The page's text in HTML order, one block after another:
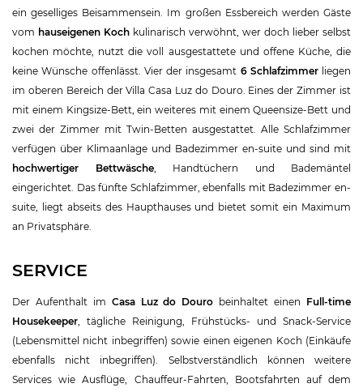
ein geselliges Beisammensein. Im großen Essbereich werden Gäste
vom hauseigenen Koch kulinarisch verwöhnt, wer doch lieber selbst
kochen möchte, nutzt die voll ausgestattete und offene Küche, die
keine Wünsche offenlässt. Vier der insgesamt 6 Schlafzimmerliegen
im oberen Bereich der Villa Casa Luz do Douro. Eines der Zimmer ist
mit einem Kingsize-Bett, ein weiteres mit einem Queensize-Bett und
zwei der Zimmer mit Twin-Betten ausgestattet. Alle Schlafzimmer
verfügen über Klimaanlage und Badezimmer en-suite und sind mit
hochwertiger Bettwäsche, Handtüchern und Bademäntel
eingerichtet. Das fünfte Schlafzimmer, ebenfalls mit Badezimmer en-
suite, liegt abseits des Haupthauses und bietet somit ein Maximum
an Privatsphäre.
SERVICE
Der Aufenthalt im Casa Luz do Douro beinhaltet einen Full-time
Housekeeper , tägliche Reinigung, Frühstücks- und Snack-Service
(Lebensmittel nicht inbegriffen) sowie einen eigenen Koch (Einkäufe
ebenfalls nicht inbegriffen). Selbstverständlich können weitere
Services wie Ausflüge, Chauffeur-Fahrten, Bootsfahrten auf dem